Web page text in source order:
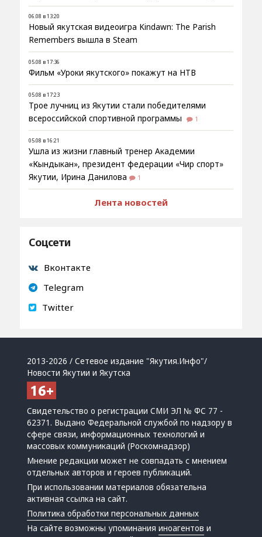
06.08 в 13:20
Новый якутская видеоигра Kindawn: The Parish
Remembers вышла в Steam
05.08 в 17:36
Фильм «Уроки якутского» покажут на НТВ
05.08 в 17:23
Трое лучниц из Якутии стали победителями
всероссийской спортивной программы
1
05.08 в 16:21
Ушла из жизни главный тренер Академии
«Кындыкан», президент федерации «Чир спорт»
Якутии, Ирина Данилова
1
Лента новостей
Соцсети
Вконтакте
Telegram
Twitter
2013-2026 / Сетевое издание "Якутия.Инфо"/
Новости Якутии и Якутска
Свидетельство о регистрации СМИ ЭЛ № ФС 77 -
62371. Выдано Федеральной службой по надзору в
сфере связи, информационных технологий и
массовых коммуникаций (Роскомнадзор)
Мнение редакции может не совпадать с мнением
отдельных авторов и героев публикаций.
При использовании материалов обязательна
активная ссылка на сайт.
Политика обработки персональных данных
На сайте возможны упоминанияиноагентов и